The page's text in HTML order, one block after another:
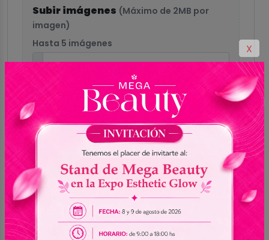
Subir imágenes (Máximo de 2MB por
imagen)
Hasta 5 imágenes
Formatos aceptados: GIF, PNG, JPG, JPEG,
WEBP
Enviar reseña
0.0
Sin reseñas
X